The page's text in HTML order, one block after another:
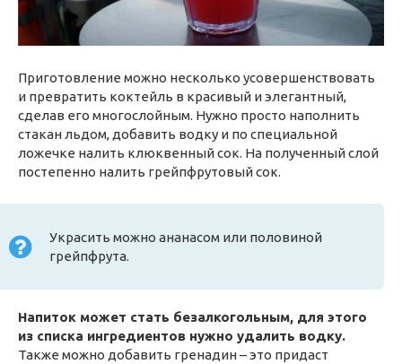
Приготовление можно несколько усовершенствовать
и превратить коктейль в красивый и элегантный,
сделав его многослойным. Нужно просто наполнить
стакан льдом, добавить водку и по специальной
ложечке налить клюквенный сок. На полученный слой
постепенно налить грейпфрутовый сок.
Украсить можно ананасом или половиной
грейпфрута.
Напиток может стать безалкогольным, для этого
из списка ингредиентов нужно удалить водку.
Также можно добавить гренадин – это придаст